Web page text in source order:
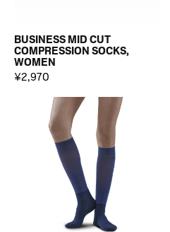
BUSINESS MID CUT
COMPRESSION SOCKS,
WOMEN
¥2,970